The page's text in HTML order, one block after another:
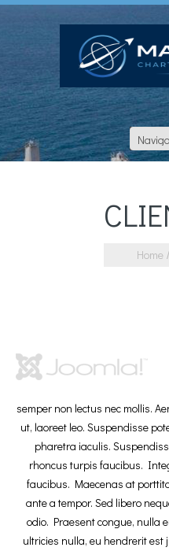
Home
semper non lectus nec mollis.
ut, laoreet leo. Suspendisse
pharetra iaculis.
rhoncus turpis faucibus.
faucibus. Maecenas at
ante a tempor. Sed libero
odio. Praesent congue, nulla
ultricies nulla, eu hendrerit